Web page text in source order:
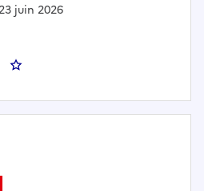
juin 2026
: RESPONSABLE DES